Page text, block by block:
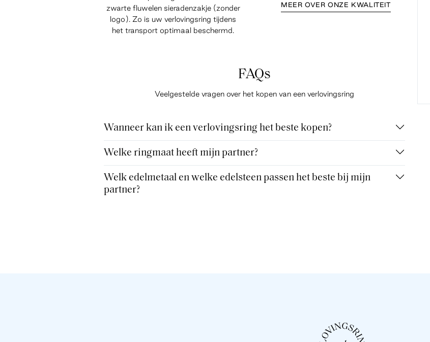
zwarte fluwelen sieradenzakje (zonder
logo). Zo is uw verlovingsring tijdens
het transport optimaal beschermd.
MEER OVER ONZE KWALITEIT
FAQs
Veelgestelde vragen over het kopen van een verlovingsring
Wanneer kan ik een verlovingsring het beste kopen?
Welke ringmaat heeft mijn partner?
Welk edelmetaal en welke edelsteen passen het beste bij mijn
partner?